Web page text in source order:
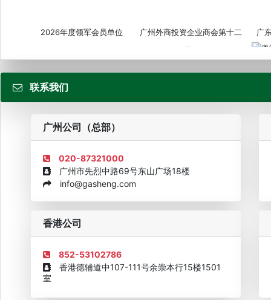
2026年度领军会员单位
广州外商投资企业商会第十二
届...
广
企业诚信AAAAA奖牌2015 欧美澳最具价值品牌移民机构
联系我们
广州公司（总部）
020-87321000
广州市先烈中路69号东山广场18楼
info@gasheng.com
香港公司
852-53102786
香港德辅道中107-111号余崇本行15楼1501
室